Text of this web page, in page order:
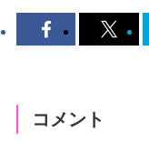
コメント